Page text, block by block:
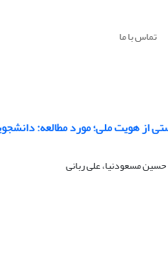
تماس با ما
از هویت ملی؛ مورد مطالعه:
مسعودنیا، علی ربانی